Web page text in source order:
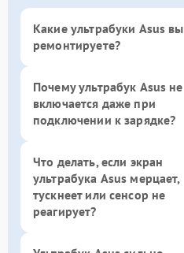
Какие ультрабуки Asus вы
ремонтируете?
Почему ультрабук Asus не
включается даже при
подключении к зарядке?
Что делать, если экран
ультрабука Asus мерцает,
тускнеет или сенсор не
реагирует?